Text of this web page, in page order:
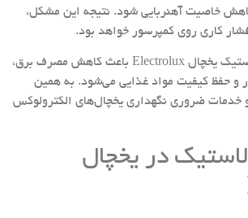
خاصیت آهنربایی شود. نتیجه این مشکل،
کاری روی کمپرسور خواهد بود.
تعویض به‌موقع نوار لاستیک یخچال Electrolux باعث کاهش مصرف برق،
و حفظ کیفیت مواد غذایی می‌شود. به همین
خدمات ضروری نگهداری یخچال‌های الکترولوکس
لاستیک در یخچال